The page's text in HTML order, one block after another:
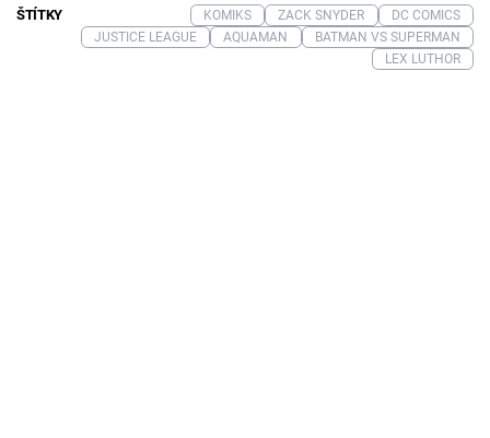
ŠTÍTKY KOMIKS ZACK SNYDER
DC COMICS
JUSTICE LEAGUE
AQUAMAN
BATMAN VS SUPERMAN
LEX LUTHOR